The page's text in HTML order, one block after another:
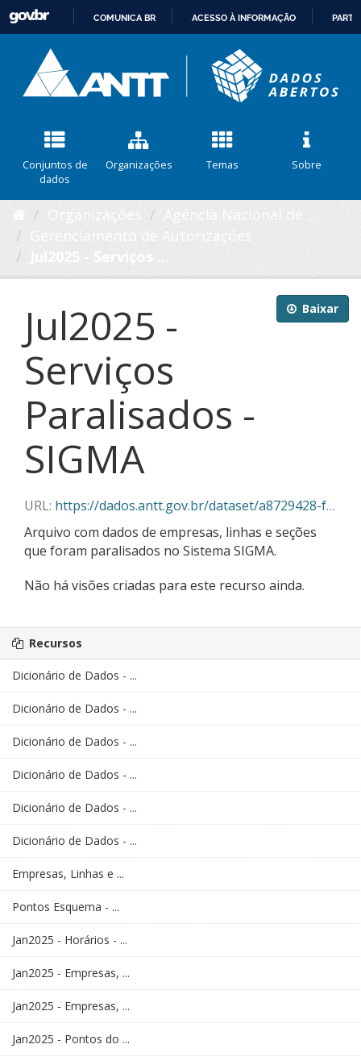
CONTEÚDO
COMUNICA BR ACESSO À INFORMAÇÃO
Conjuntos de
dados
Organizações Temas Sobre
Baixar
Jul2025 -
Serviços
Paralisados -
SIGMA
URL: https://dados.antt.gov.br/dataset/a8729428-f382-430c-abe5-6e5f85aa9a03/resource/a544a389-c240-4638-83f0-71b325208478/download/07-2025_servicos_paralisados_sigma.json
Arquivo com dados de empresas, linhas e seções
que foram paralisados no Sistema SIGMA.
Não há visões criadas para este recurso ainda.
Recursos
Dicionário de Dados - ...
Dicionário de Dados - ...
Dicionário de Dados - ...
Dicionário de Dados - ...
Dicionário de Dados - ...
Dicionário de Dados - ...
Empresas, Linhas e ...
Pontos Esquema - ...
Jan2025 - Horários - ...
Jan2025 - Empresas, ...
Jan2025 - Empresas, ...
Jan2025 - Pontos do ...